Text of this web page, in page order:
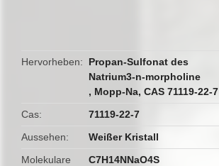
Hervorheben
Propan-Sulfonat des
Natrium3-n-morpholine
, Mopp-Na,CAS 71119-22-7
Cas
71119-22-7
Aussehen
Weißer Kristall
Molekulare
C7H14NNaO4S